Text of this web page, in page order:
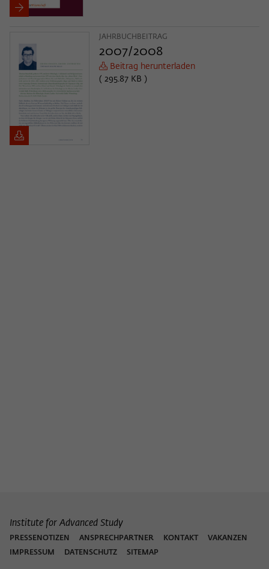
JAHRBUCHBEITRAG
2007/2008
Beitrag herunterladen
( 295.87 KB )
Institute for Advanced Study
PRESSENOTIZEN ANSPRECHPARTNER KONTAKT
VAKANZEN
IMPRESSUM
DATENSCHUTZ SITEMAP